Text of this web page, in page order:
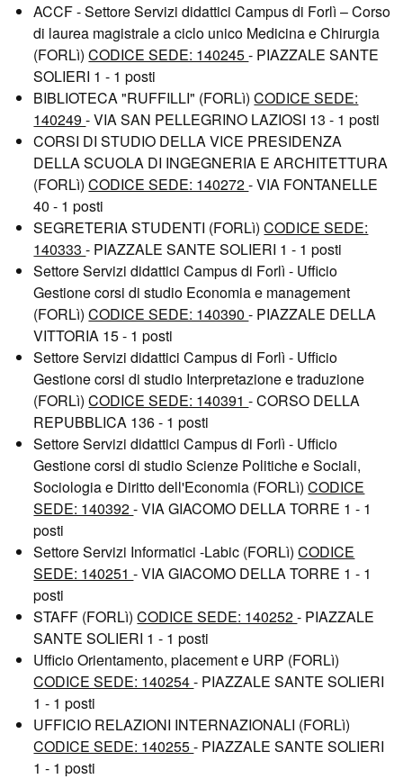
ACCF - Settore Servizi didattici Campus di Forlì – Corso
di laurea magistrale a ciclo unico Medicina e Chirurgia
(FORLì)CODICE SEDE: 140245- PIAZZALE SANTE
SOLIERI 1 - 1 posti
BIBLIOTECA "RUFFILLI" (FORLì)CODICE SEDE:
140249- VIA SAN PELLEGRINO LAZIOSI 13 - 1 posti
CORSI DI STUDIO DELLA VICE PRESIDENZA
DELLA SCUOLA DI INGEGNERIA E ARCHITETTURA
(FORLì)CODICE SEDE: 140272- VIA FONTANELLE
40 - 1 posti
SEGRETERIA STUDENTI (FORLì)CODICE SEDE:
140333- PIAZZALE SANTE SOLIERI 1 - 1 posti
Settore Servizi didattici Campus di Forlì - Ufficio
Gestione corsi di studio Economia e management
(FORLì)CODICE SEDE: 140390- PIAZZALE DELLA
VITTORIA 15 - 1 posti
Settore Servizi didattici Campus di Forlì - Ufficio
Gestione corsi di studio Interpretazione e traduzione
(FORLì)CODICE SEDE: 140391- CORSO DELLA
REPUBBLICA 136 - 1 posti
Settore Servizi didattici Campus di Forlì - Ufficio
Gestione corsi di studio Scienze Politiche e Sociali,
Sociologia e Diritto dell'Economia (FORLì)CODICE
SEDE: 140392- VIA GIACOMO DELLA TORRE 1 - 1
posti
Settore Servizi Informatici -Labic (FORLì)CODICE
SEDE: 140251- VIA GIACOMO DELLA TORRE 1 - 1
posti
STAFF (FORLì)CODICE SEDE: 140252- PIAZZALE
SANTE SOLIERI 1 - 1 posti
Ufficio Orientamento, placement e URP (FORLì)
CODICE SEDE: 140254- PIAZZALE SANTE SOLIERI
1 - 1 posti
UFFICIO RELAZIONI INTERNAZIONALI (FORLì)
CODICE SEDE: 140255- PIAZZALE SANTE SOLIERI
1 - 1 posti